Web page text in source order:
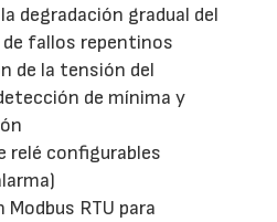
degradación gradual del
fallos repentinos
de la tensión del
de mínima y
relé configurables
RTU para